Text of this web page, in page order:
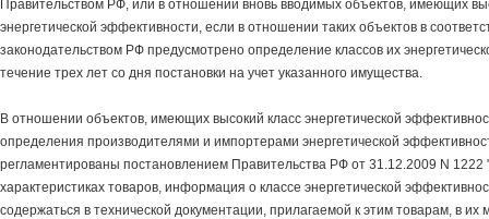
Правительством РФ, или в отношении вновь вводимых объектов, имеющих
энергетической эффективности, если в отношении таких объектов в
законодательством РФ предусмотрено определение классов их
течение трех лет со дня постановки на учет указанного имущества.
В отношении объектов, имеющих высокий класс энергетической
определения производителями и импортерами энергетической
регламентированы постановлением Правительства РФ от 31.12.2009 N 1222
характеристиках товаров, информация о классе энергетической
содержаться в технической документации, прилагаемой к этим товарам, в их